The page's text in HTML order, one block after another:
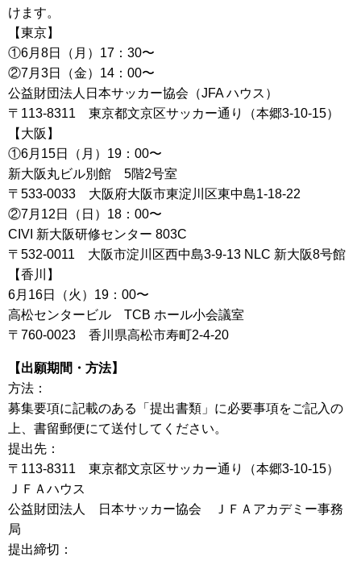
けます。
【東京】
①6月8日（月）17：30〜
②7月3日（金）14：00〜
公益財団法人日本サッカー協会（JFA ハウス）
〒113-8311 東京都文京区サッカー通り（本郷3-10-15）
【大阪】
①6月15日（月）19：00〜
新大阪丸ビル別館 5階2号室
〒533-0033 大阪府大阪市東淀川区東中島1-18-22
②7月12日（日）18：00〜
CIVI 新大阪研修センター 803C
〒532-0011 大阪市淀川区西中島3-9-13 NLC 新大阪8号館
【香川】
6月16日（火）19：00〜
高松センタービル TCB ホール小会議室
〒760-0023 香川県高松市寿町2-4-20
【出願期間・方法】
方法：
募集要項に記載のある「提出書類」に必要事項をご記入の
上、書留郵便にて送付してください。
提出先：
〒113-8311 東京都文京区サッカー通り（本郷3-10-15）
ＪＦＡハウス
公益財団法人 日本サッカー協会 ＪＦＡアカデミー事務
局
提出締切：